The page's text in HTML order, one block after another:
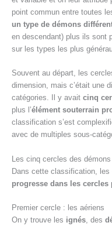
point commun entre toutes
un type de démons
en descendant) plus ils sont
sur les types les plus
Souvent au départ, les
dimension, mais c’était une
catégories. Il y avait cinq
plus l’élément souterrain
classification s’est
avec de multiples sous-
Les cinq cercles des
Dans cette classification, les
progresse dans les
Premier cercle : les aériens
On y trouve les ignés, des